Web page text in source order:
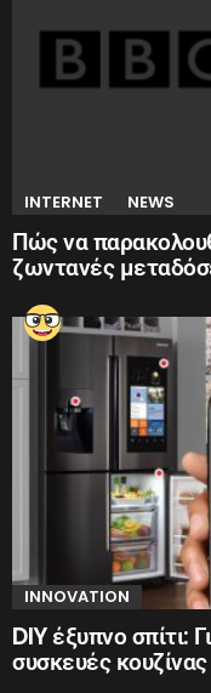
INTERNET NEWS
Πώς να
ζωντανές
INNOVATION
DIY έξυπνο σπίτι:
συσκευές κουζίνας